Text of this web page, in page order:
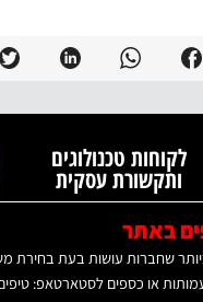
לקוחות טכנולוגים
ותקשורת עסקית
באתר
שחברות עושות בעת בחירת
או כספים לסטארטאפ: